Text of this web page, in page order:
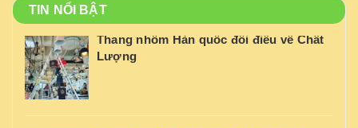
TIN NỔI BẬT
Thang nhôm Hàn quốc đôi điều về Chất
Lượng